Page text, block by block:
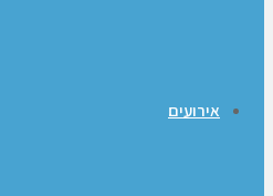
אירועים